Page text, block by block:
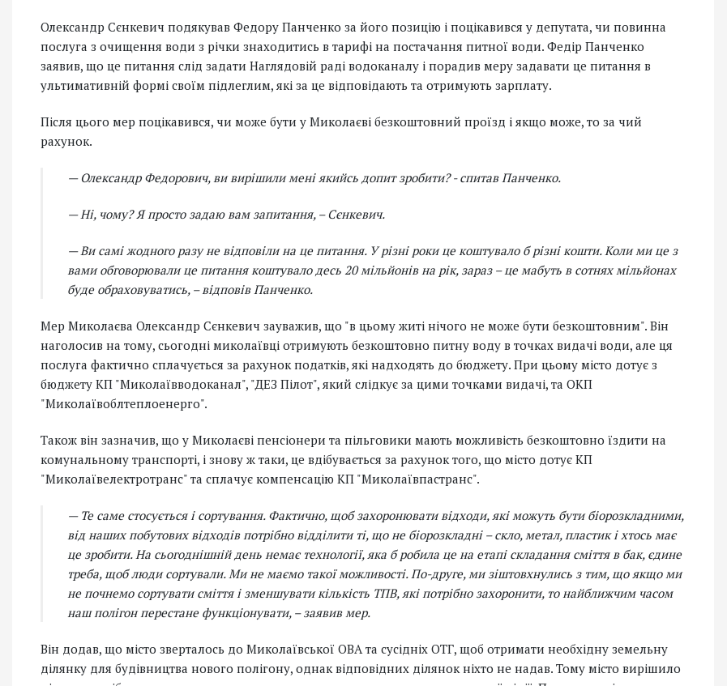
Олександр Сєнкевич подякував Федору Панченко за його позицію і поцікавився у депутата, чи повинна
послуга з очищення води з річки знаходитись в тарифі на постачання питної води. Федір Панченко
заявив, що це питання слід задати Наглядовій раді водоканалу і порадив меру задавати це питання в
ультимативній формі своїм підлеглим, які за це відповідають та отримують зарплату.
Після цього мер поцікавився, чи може бути у Миколаєві безкоштовний проїзд і якщо може, то за чий
рахунок.
— Олександр Федорович, ви вирішили мені якийсь допит зробити? - спитав Панченко.
— Ні, чому? Я просто задаю вам запитання, – Сєнкевич.
— Ви самі жодного разу не відповіли на це питання. У різні роки це коштувало б різні кошти. Коли ми це з
вами обговорювали це питання коштувало десь 20 мільйонів на рік, зараз – це мабуть в сотнях мільйонах
буде обраховуватись, – відповів Панченко.
Мер Миколаєва Олександр Сєнкевич зауважив, що "в цьому житі нічого не може бути безкоштовним". Він
наголосив на тому, сьогодні миколаївці отримують безкоштовно питну воду в точках видачі води, але ця
послуга фактично сплачується за рахунок податків, які надходять до бюджету. При цьому місто дотує з
бюджету КП "Миколаївводоканал", "ДЕЗ Пілот", який слідкує за цими точками видачі, та ОКП
"Миколаївоблтеплоенерго".
Також він зазначив, що у Миколаєві пенсіонери та пільговики мають можливість безкоштовно їздити на
комунальному транспорті, і знову ж таки, це вдібувається за рахунок того, що місто дотує КП
"Миколаївелектротранс" та сплачує компенсацію КП "Миколаївпастранс".
— Те саме стосується і сортування. Фактично, щоб захоронювати відходи, які можуть бути біорозкладними,
від наших побутових відходів потрібно відділити ті, що не біорозкладні – скло, метал, пластик і хтось має
це зробити. На сьогоднішній день немає технології, яка б робила це на етапі складання сміття в бак, єдине
треба, щоб люди сортували. Ми не маємо такої можливості. По-друге, ми зіштовхнулись з тим, що якщо ми
не почнемо сортувати сміття і зменшувати кількість ТПВ, які потрібно захоронити, то найближчим часом
наш полігон перестане функціонувати, – заявив мер.
Він додав, що місто зверталось до Миколаївської ОВА та сусідніх ОТГ, щоб отримати необхідну земельну
ділянку для будівництва нового полігону, однак відповідних ділянок ніхто не надав. Тому місто вирішило